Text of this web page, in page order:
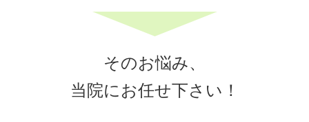
そのお悩み、
当院にお任せ下さい！